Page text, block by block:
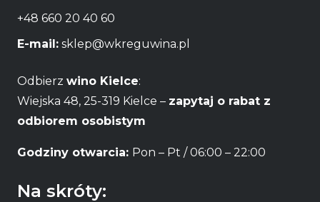
+48 660 20 40 60
E-mail: sklep@wkreguwina.pl
Odbierz wino Kielce:
Wiejska 48, 25-319 Kielce – zapytaj o rabat z
odbiorem osobistym
Godziny otwarcia: Pon – Pt / 06:00 – 22:00
Na skróty: